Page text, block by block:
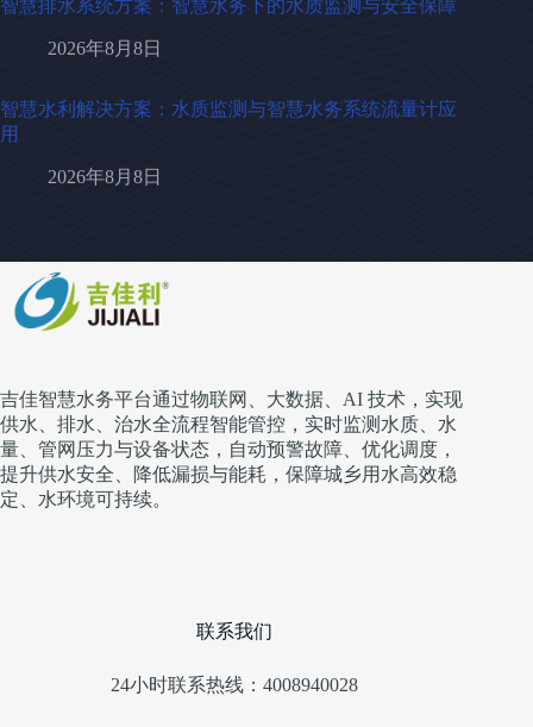
智慧排水系统方案：智慧水务下的水质监测与安全保障
2026年8月8日
智慧水利解决方案：水质监测与智慧水务系统流量计应
用
2026年8月8日
吉佳智慧水务平台通过物联网、大数据、AI 技术，实现
供水、排水、治水全流程智能管控，实时监测水质、水
量、管网压力与设备状态，自动预警故障、优化调度，
提升供水安全、降低漏损与能耗，保障城乡用水高效稳
定、水环境可持续。
联系我们
24小时联系热线：4008940028